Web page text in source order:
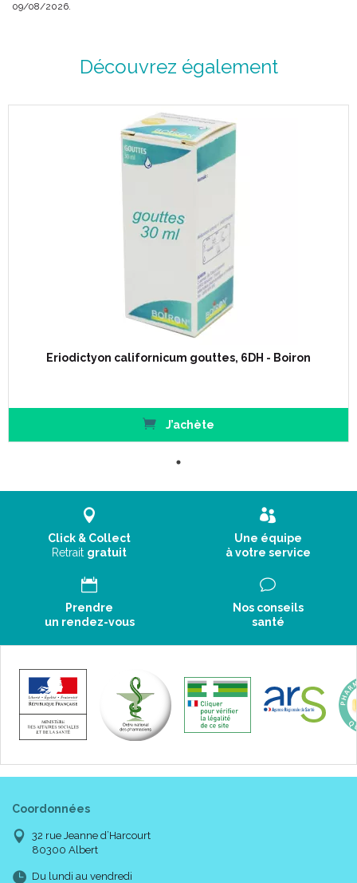
09/08/2026.
Découvrez également
Eriodictyon californicum gouttes, 6DH - Boiron
J’achète
Click & Collect
Retrait gratuit
Une équipe
à votre service
Prendre
un rendez-vous
Nos conseils
santé
Coordonnées
32 rue Jeanne d’Harcourt
80300 Albert
Du lundi au vendredi